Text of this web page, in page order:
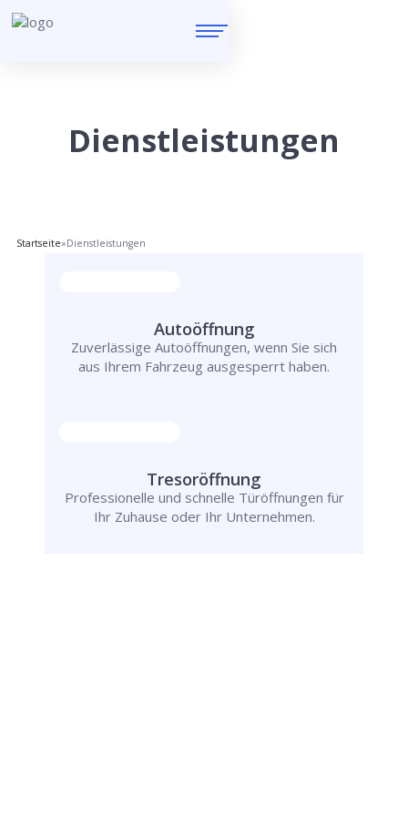
Dienstleistungen
Startseite»Dienstleistungen
Autoöffnung
Zuverlässige Autoöffnungen, wenn Sie sich
aus Ihrem Fahrzeug ausgesperrt haben.
Tresoröffnung
Professionelle und schnelle Türöffnungen für
Ihr Zuhause oder Ihr Unternehmen.